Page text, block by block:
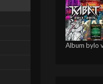
Album bylo